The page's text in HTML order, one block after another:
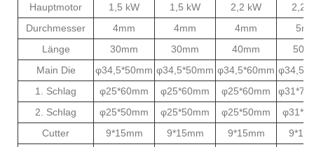
Hauptmotor
1,5 kW 1,5 kW 2,2 kW
2,2
Durchmesser
4mm 4mm 4mm
Länge
30mm 30mm 40mm
Main Die
φ34,5*50mm φ34,5*50mm φ34,5*60mm
1. Schlag
φ25*60mm φ25*60mm φ25*60mm
2. Schlag
φ25*50mm φ25*50mm φ25*50mm
Cutter
9*15mm 9*15mm 9*15mm